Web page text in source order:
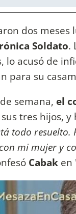
dos meses
Soldato.
lo acusó de
para su
semana, el
tres hijos,
todo
mi mujer y
Cabak en